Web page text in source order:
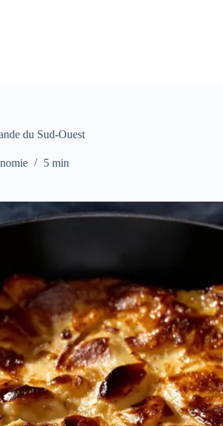
du Sud-Ouest
5 min